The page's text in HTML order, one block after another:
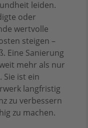
leiden.
oder
wertvolle
steigen –
Eine Sanierung
mehr als nur
Sie ist ein
langfristig
zu verbessern
zu machen.